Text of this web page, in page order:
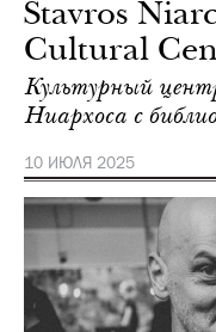
Stavros
Cultural
Культурный
Ниархоса с
10 ИЮЛЯ 2025